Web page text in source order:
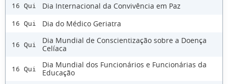
16 Qui Dia Internacional da Convivência em Paz
16 Qui Dia do Médico Geriatra
16 Qui
Dia Mundial de Conscientização sobre a Doença
Celíaca
16 Qui
Dia Mundial dos Funcionários e Funcionárias da
Educação